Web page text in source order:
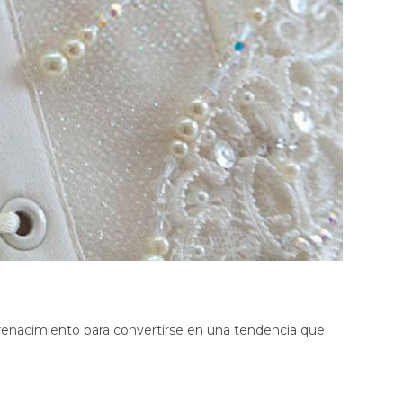
Top Brasier Regenerador
Antifaz Regenerador Contorno
de Ojos
Funda de Almohada
Regeneradora
Tapabocas Antifluidos Copper
Tapabocas Soft Copper Mask
para convertirse en una tendencia que